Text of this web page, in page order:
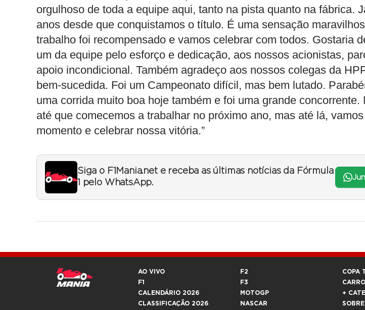
orgulhoso de toda a equipe aqui, tanto na pista quanto na fábrica.
anos desde que conquistamos o título. É uma sensação
trabalho foi recompensado e vamos celebrar com todos. Gostaria
um da equipe pelo esforço e dedicação, aos nossos acionistas,
apoio incondicional. Também agradeço aos nossos colegas da
bem-sucedida. Foi um Campeonato difícil, mas bem lutado.
uma corrida muito boa hoje também e foi uma grande concorrente.
até que comecemos a trabalhar no próximo ano, mas até lá,
momento e celebrar nossa vitória.”
Siga o F1Mania.net e receba as últimas notícias da Fórmula
1 pelo WhatsApp.
AO VIVO
F1
CALENDÁRIO 2026
CLASSIFICAÇÃO 2026
F2
F3
MOTOGP
NASCAR
COPA
+